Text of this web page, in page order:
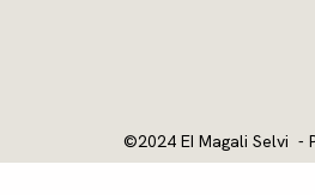
©2024 EI Magali Selvi -